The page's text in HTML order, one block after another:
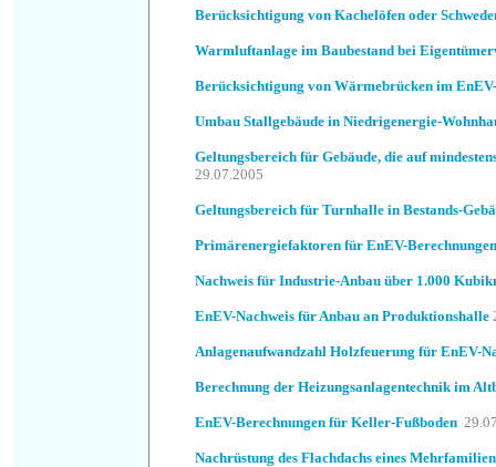
Berücksichtigung von Kachelöfen oder
Warmluftanlage im Baubestand bei
Berücksichtigung von Wärmebrücken im
Umbau Stallgebäude in Niedrigenergie-
Geltungsbereich für Gebäude, die auf
29.07.2005
Geltungsbereich für Turnhalle in Bestands-
Primärenergiefaktoren für EnEV-Berechnungen
Nachweis für Industrie-Anbau über 1.000
EnEV-Nachweis für Anbau an Produktionshalle
Anlagenaufwandzahl Holzfeuerung für EnEV-
Berechnung der Heizungsanlagentechnik im
EnEV-Berechnungen für Keller-Fußboden
Nachrüstung des Flachdachs eines